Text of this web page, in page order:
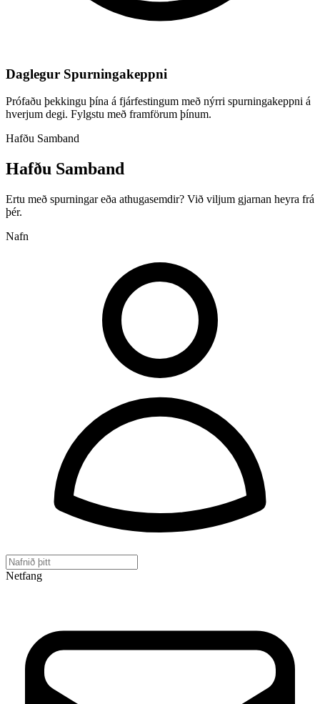
Daglegur Spurningakeppni
Prófaðu þekkingu þína á fjárfestingum með nýrri spurningakeppni á
hverjum degi. Fylgstu með framförum þínum.
Hafðu Samband
Hafðu Samband
Ertu með spurningar eða athugasemdir? Við viljum gjarnan heyra frá
þér.
Nafn
Netfang